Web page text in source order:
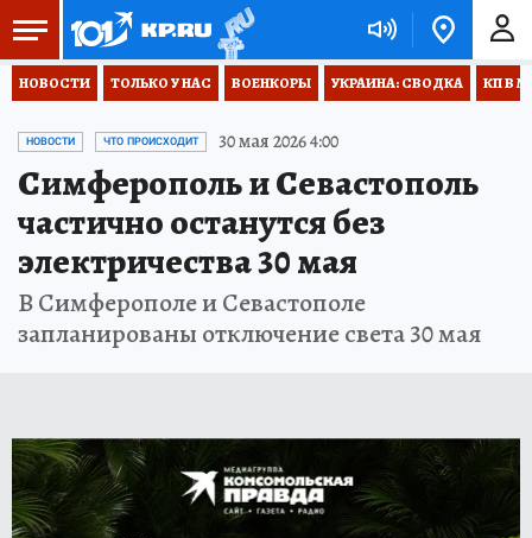
НОВОСТИ ТОЛЬКО У НАС ВОЕНКОРЫ УКРАИНА: СВОДКА КП В
НОВОСТИ ЧТО ПРОИСХОДИТ 30 мая 2026 4:00
Симферополь и Севастополь
частично останутся без
электричества 30 мая
В Симферополе и Севастополе
запланированы отключение света 30 мая